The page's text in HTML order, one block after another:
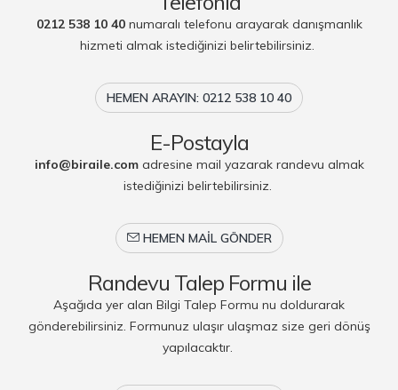
0212 538 10 40numaralı telefonu arayarak danışmanlık
hizmeti almak istediğinizi belirtebilirsiniz.
HEMEN ARAYIN: 0212 538 10 40
E-Postayla
info@biraile.comadresine mail yazarak randevu almak
istediğinizi belirtebilirsiniz.
HEMEN MAIL GÖNDER
Randevu Talep Formu ile
Aşağıda yer alan Bilgi Talep Formu nu doldurarak
gönderebilirsiniz. Formunuz ulaşır ulaşmaz size geri dönüş
yapılacaktır.